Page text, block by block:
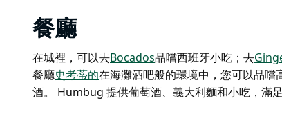
餐廳
在城裡，可以去Bocados品嚐西班牙小吃； 去
餐廳史考蒂的在海灘酒吧般的環境中，您可以品
酒。 Humbug 提供葡萄酒、義大利麵和小吃，滿